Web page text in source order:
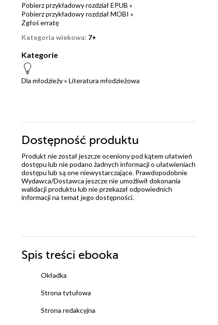
Pobierz przykładowy rozdział EPUB »
Pobierz przykładowy rozdział MOBI »
Zgłoś erratę
Kategoria wiekowa: 7+
Kategorie
Dla młodzieży» Literatura młodzieżowa
Dostępność produktu
Produkt nie został jeszcze oceniony pod kątem ułatwień
dostępu lub nie podano żadnych informacji o ułatwieniach
dostępu lub są one niewystarczające. Prawdopodobnie
Wydawca/Dostawca jeszcze nie umożliwił dokonania
walidacji produktu lub nie przekazał odpowiednich
informacji na temat jego dostępności.
Spis treści ebooka
Okładka
Strona tytułowa
Strona redakcyjna